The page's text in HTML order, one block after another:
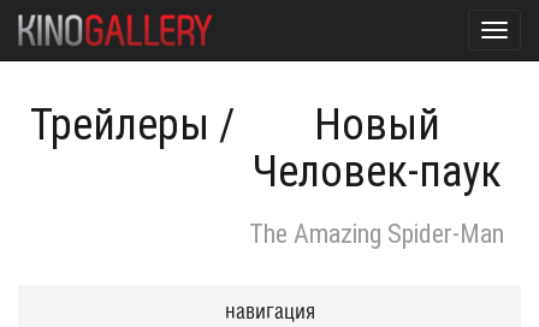
Трейлеры /
Новый
Человек-паук
The Amazing Spider-Man
навигация